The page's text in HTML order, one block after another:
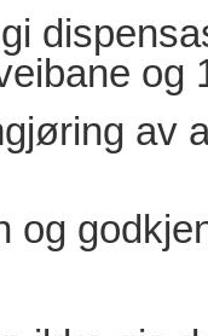
og
av
og